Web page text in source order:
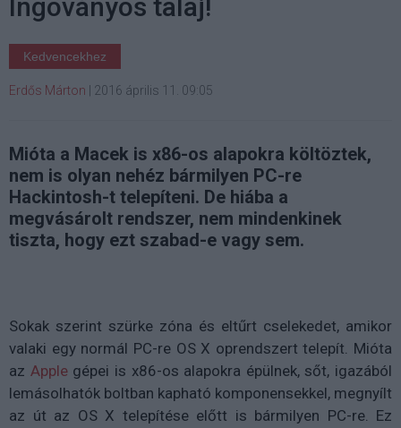
Ingoványos talaj!
Kedvencekhez
Erdős Márton 2016 április 11. 09:05
Mióta a Macek is x86-os alapokra költöztek,
nem is olyan nehéz bármilyen PC-re
Hackintosh-t telepíteni. De hiába a
megvásárolt rendszer, nem mindenkinek
tiszta, hogy ezt szabad-e vagy sem.
Sokak szerint szürke zóna és eltűrt cselekedet, amikor
valaki egy normál PC-re OS X oprendszert telepít. Mióta
az Applegépei is x86-os alapokra épülnek, sőt, igazából
lemásolhatók boltban kapható komponensekkel, megnyílt
az út az OS X telepítése előtt is bármilyen PC-re. Ez